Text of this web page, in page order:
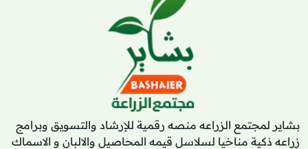
بشاير لمجتمع الزراعه منصه رقمية للإرشاد والتسويق وبرامج
زراعه ذكية مناخيا لسلاسل قيمه المحاصيل والالبان و الاسماك